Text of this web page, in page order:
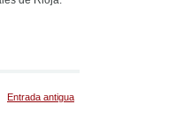
Entrada antigua